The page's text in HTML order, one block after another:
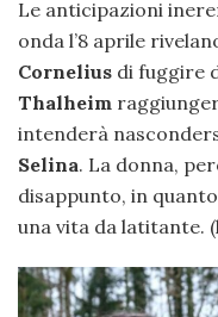
Le anticipazioni
onda l’8 aprile
Cornelius di fuggire
Thalheim
intenderà
Selina. La donna,
disappunto, in
una vita da latitante.